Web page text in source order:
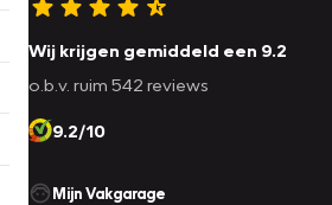
Wij krijgen gemiddeld een 9.2
o.b.v. ruim 542 reviews
9.2/10
Mijn Vakgarage